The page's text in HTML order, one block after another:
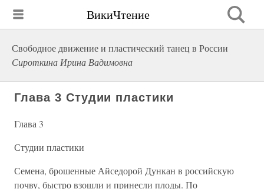
ВикиЧтение
Свободное движение и пластический танец в России
Сироткина Ирина Вадимовна
Глава 3 Студии пластики
Глава 3
Студии пластики
Семена, брошенные Айседорой Дункан в российскую
почву, быстро взошли и принесли плоды. По